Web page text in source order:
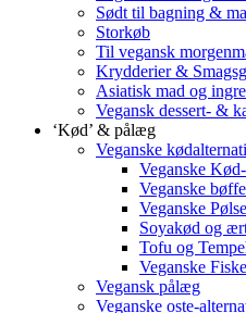
Sødt til bagning &
Storkøb
Til vegansk
Krydderier &
Asiatisk mad og
Vegansk dessert- &
‘Kød’ & pålæg
Veganske
Veganske
Veganske
Veganske
Soyakød og
Tofu og
Veganske
Vegansk pålæg
Veganske oste-